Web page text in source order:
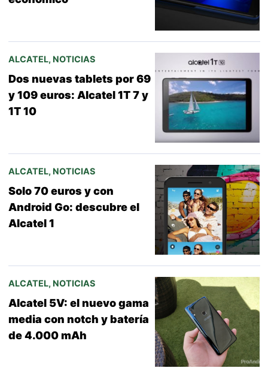
ALCATEL, NOTICIAS
Dos nuevas tablets por 69
y 109 euros: Alcatel 1T 7 y
1T 10
ALCATEL, NOTICIAS
Solo 70 euros y con
Android Go: descubre el
Alcatel 1
ALCATEL, NOTICIAS
Alcatel 5V: el nuevo gama
media con notch y batería
de 4.000 mAh